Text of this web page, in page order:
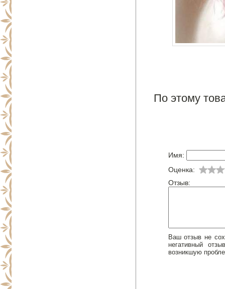
По этому
Имя:
Оценка:
Отзыв:
Ваш отзыв не
негативный
возникшую